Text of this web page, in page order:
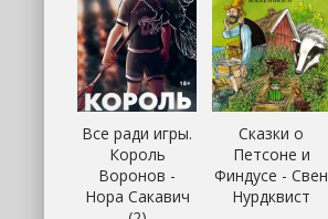
Все ради игры.
Король
Воронов -
Нора Сакавич
Сказки о
Петсоне и
Финдусе - Свен
Нурдквист